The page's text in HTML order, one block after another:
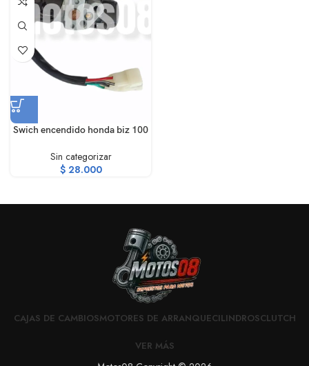
Swich encendido honda biz 100
Sin categorizar
$28.000
CAJAS DE CAMBIOSMOTORES DE ARRANQUECILINDROSCLUTCH
VER MÁS